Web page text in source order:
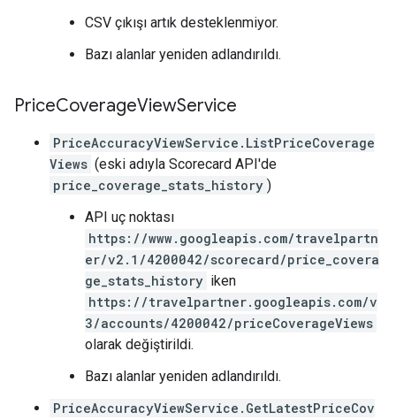
CSV çıkışı artık desteklenmiyor.
Bazı alanlar yeniden adlandırıldı.
PriceCoverageViewService
PriceAccuracyViewService.ListPriceCoverage
Views (eski adıyla Scorecard API'de
price_coverage_stats_history )
API uç noktası
https://www.googleapis.com/travelpartn
er/v2.1/4200042/scorecard/price_covera
ge_stats_history iken
https://travelpartner.googleapis.com/v
3/accounts/4200042/priceCoverageViews
olarak değiştirildi.
Bazı alanlar yeniden adlandırıldı.
PriceAccuracyViewService.GetLatestPriceCov